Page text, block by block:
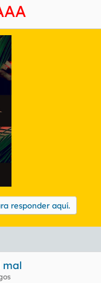
responder aquí.
mal